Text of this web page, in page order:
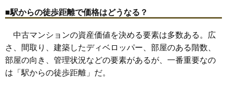
マンションナビで
無料一括査定をする
湘南山手桜木坂ガーデンスクエア2番館
住所 神奈川県横須賀市池田町3丁目
交通 京急久里浜駅（3分）、北久里浜駅（20分）
35 上町 118万円
37 野比 114万円 2,724万円 82.0%
38 1,440万円
39 二葉 109万円
17 久里浜駅 93万円
19 京急大津駅 79万円 1,649万円 76.0%
20 馬堀海岸駅 63万円 1,014万円 64.8%
21 京急長沢駅 60万円 1,136万円 75.9%
■駅からの徒歩距離で価格はどうなる？
中古マンションの資産価値を決める要素は多数ある。広
さ、間取り、建築したディベロッパー、部屋のある階数、
部屋の向き、管理状況などの要素があるが、一番重要なの
は「駅からの徒歩距離」だ。